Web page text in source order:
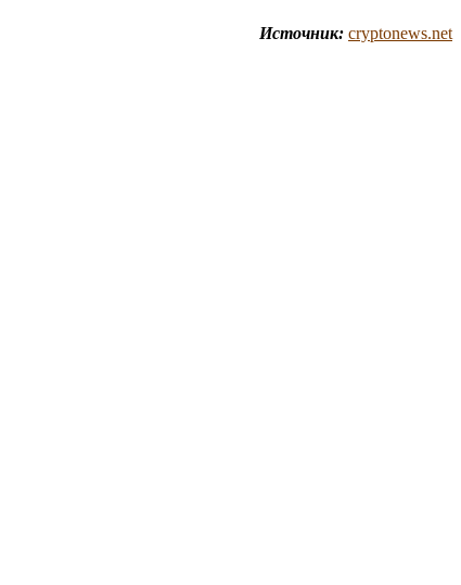
Источник: cryptonews.net